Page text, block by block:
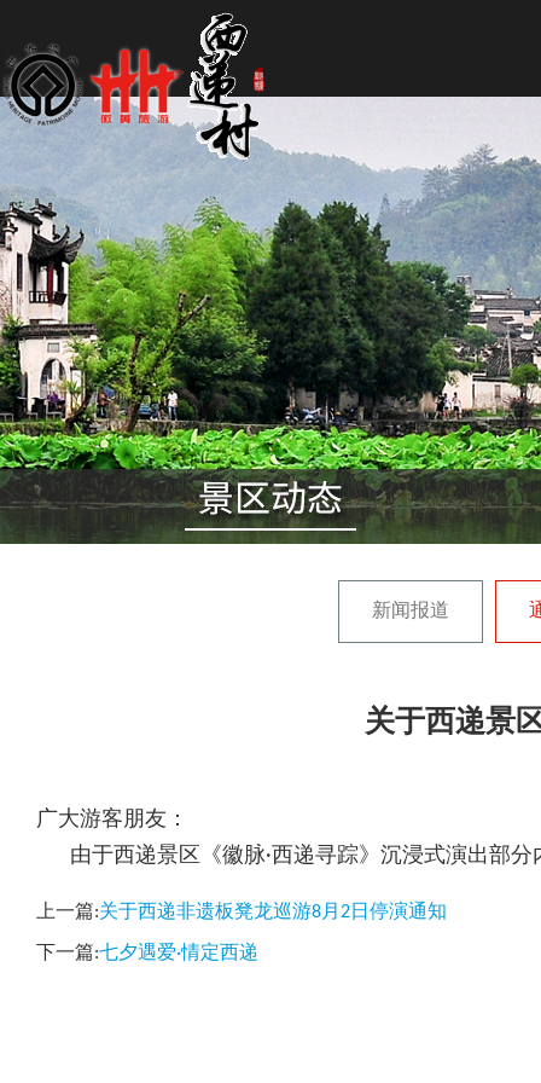
新闻报道
关于西递景
广大游客朋友：
由于西递景区《徽脉·西递寻踪》沉浸式演出部分
上一篇:关于西递非遗板凳龙巡游8月2日停演通知
下一篇:七夕遇爱·情定西递